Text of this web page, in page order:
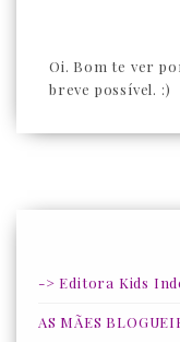
Oi. Bom te ver
breve possível. :)
-> Editora Kids
AS MÃES